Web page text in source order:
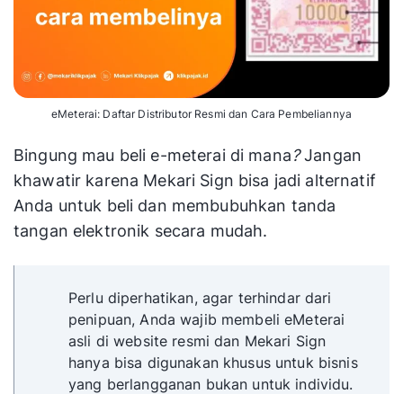
eMeterai: Daftar Distributor Resmi dan Cara Pembeliannya
Bingung mau beli e-meterai di mana?Jangan
khawatir karena Mekari Sign bisa jadi alternatif
Anda untuk beli dan membubuhkan tanda
tangan elektronik secara mudah.
Perlu diperhatikan, agar terhindar dari
penipuan, Anda wajib membeli eMeterai
asli di website resmi dan Mekari Sign
hanya bisa digunakan khusus untuk bisnis
yang berlangganan bukan untuk individu.